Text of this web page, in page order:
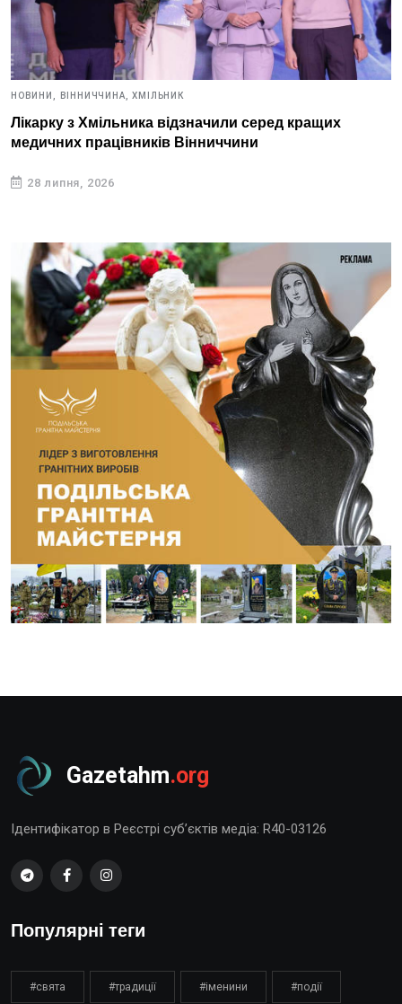
НОВИНИ, ВІННИЧЧИНА, ХМІЛЬНИК
Лікарку з Хмільника відзначили серед кращих
медичних працівників Вінниччини
28 липня, 2026
Gazetahm.org
Ідентифікатор в Реєстрі суб’єктів медіа: R40-03126
Популярні теги
#свята #традиції #іменини #події